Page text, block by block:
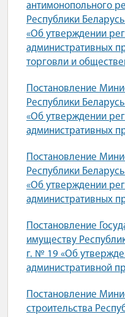
антимонопольного
Республики
«Об утверждении
административных
торговли и
Постановление
Республики
«Об утверждении
административных
Постановление
Республики
«Об утверждении
административных
Постановление
имуществу
г. № 19 «Об
административной
Постановление
строительства